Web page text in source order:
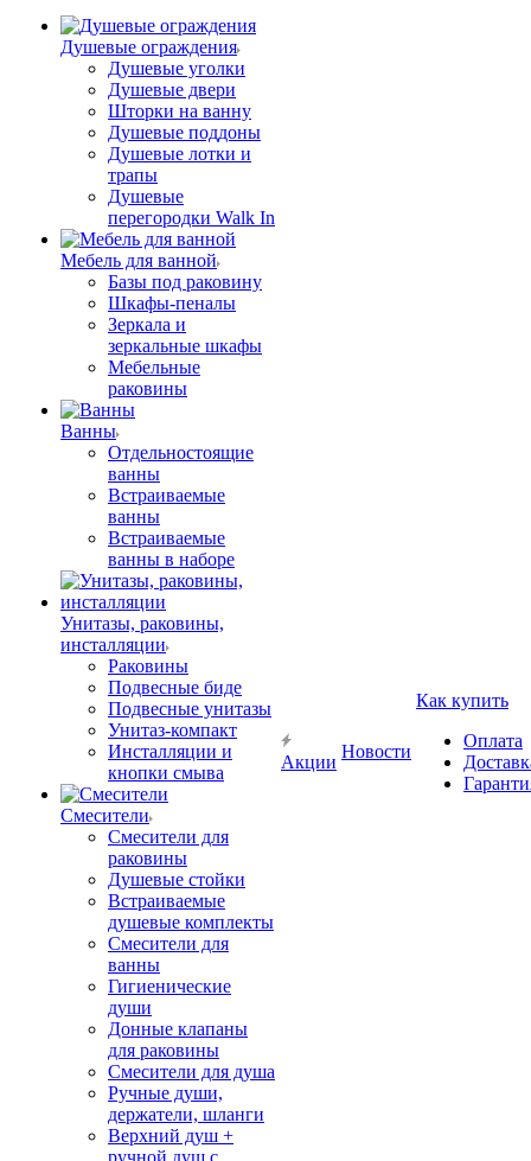
Душевые ограждения
Душевые уголки
Душевые двери
Шторки на ванну
Душевые поддоны
Душевые лотки и
трапы
Душевые
перегородки Walk In
Мебель для ванной
Базы под раковину
Шкафы-пеналы
Зеркала и
зеркальные шкафы
Мебельные
раковины
Ванны
Отдельностоящие
ванны
Встраиваемые
ванны
Встраиваемые
ванны в наборе
Унитазы, раковины,
инсталляции
Раковины
Подвесные биде
Подвесные унитазы
Унитаз-компакт
Инсталляции и
кнопки смыва
Смесители
Смесители для
раковины
Душевые стойки
Встраиваемые
душевые комплекты
Смесители для
ванны
Гигиенические
души
Донные клапаны
для раковины
Смесители для душа
Ручные души,
держатели, шланги
Верхний душ +
ручной душ с
Акции
Новости
Как купить
Оплата